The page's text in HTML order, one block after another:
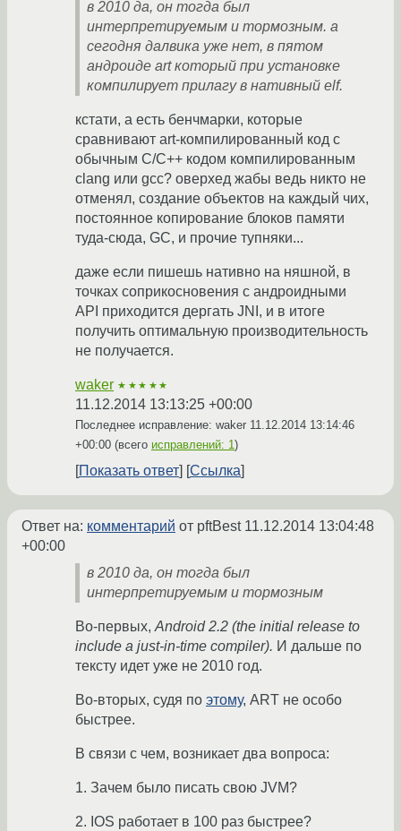
в 2010 да, он тогда был
интерпретируемым и тормозным. а
сегодня далвика уже нет, в пятом
андроиде art который при установке
компилирует прилагу в нативный elf.
кстати, а есть бенчмарки, которые
сравнивают art-компилированный код с
обычным C/C++ кодом компилированным
clang или gcc? оверхед жабы ведь никто не
отменял, создание объектов на каждый чих,
постоянное копирование блоков памяти
туда-сюда, GC, и прочие тупняки...
даже если пишешь нативно на няшной, в
точках соприкосновения с андроидными
API приходится дергать JNI, и в итоге
получить оптимальную производительность
не получается.
waker ★★★★★
11.12.2014 13:13:25 +00:00
Последнее исправление: waker 11.12.2014 13:14:46
+00:00 (всего исправлений: 1)
Показать ответ Ссылка
Ответ на: комментарий от pftBest 11.12.2014 13:04:48
+00:00
в 2010 да, он тогда был
интерпретируемым и тормозным
Во-первых,Android 2.2 (the initial release to
include a just-in-time compiler). И дальше по
тексту идет уже не 2010 год.
Во-вторых, судя по этому, ART не особо
быстрее.
В связи с чем, возникает два вопроса:
1. Зачем было писать свою JVM?
2. IOS работает в 100 раз быстрее?